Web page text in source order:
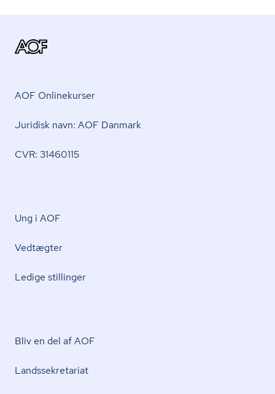
AOF Onlinekurser
Juridisk navn: AOF Danmark
CVR: 31460115
Ung i AOF
Vedtægter
Ledige stillinger
Bliv en del af AOF
Lands­se­kre­ta­ri­at